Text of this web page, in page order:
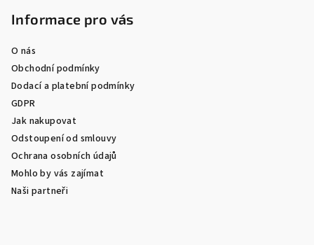
Informace pro vás
O nás
Obchodní podmínky
Dodací a platební podmínky
GDPR
Jak nakupovat
Odstoupení od smlouvy
Ochrana osobních údajů
Mohlo by vás zajímat
Naši partneři